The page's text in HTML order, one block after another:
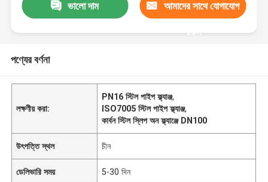
ভালো দাম আমাদের সাথে যোগাযোগ
করুন
পণ্যের বর্ণনা
লক্ষণীয় করা:
PN16 স্টিল পাইপ ফ্ল্যাঞ্জ,
ISO7005 স্টিল পাইপ ফ্ল্যাঞ্জ,
কার্বন স্টিল স্লিপ অন ফ্ল্যাঞ্জে DN100
উৎপত্তি স্থল চীন
ডেলিভারি সময় 5-30 দিন